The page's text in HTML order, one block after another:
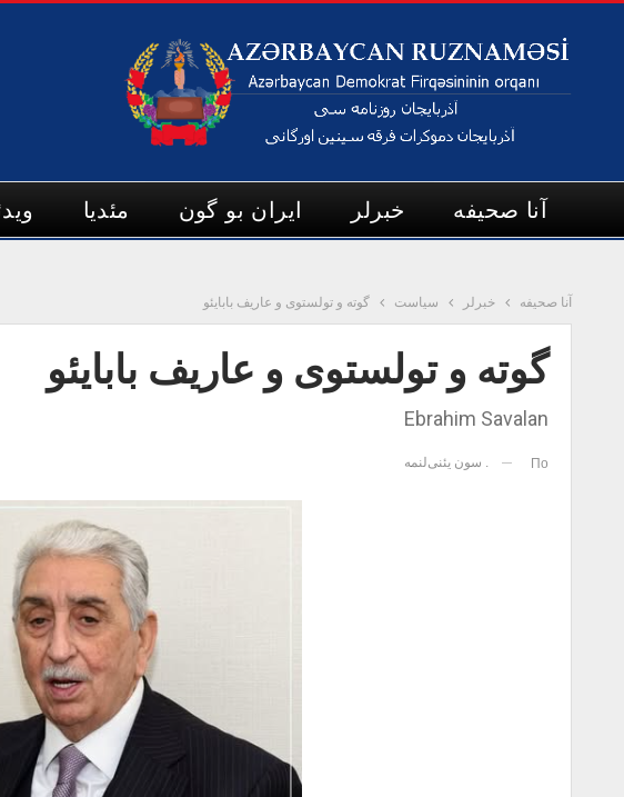
آنا صحیفه خبرلر ایران بو گون مئدیا
آنا صحیفه خبرلر سیاست گوته و تولستوی و عاریف بابایئو
گوته و تولستوی و عاریف بابایئو
Ebrahim Savalan
По . سون یئنی‌لنمه